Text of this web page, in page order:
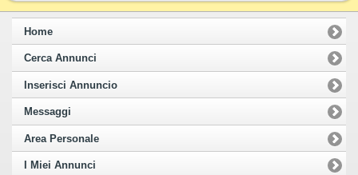
Home
Cerca Annunci
Inserisci Annuncio
Messaggi
Area Personale
I Miei Annunci